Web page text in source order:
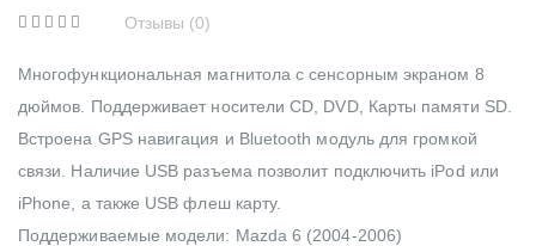
Отзывы (0)
Многофункциональная магнитола с сенсорным экраном 8
дюймов. Поддерживает носители CD, DVD, Карты памяти SD.
Встроена GPS навигация и Bluetooth модуль для громкой
связи. Наличие USB разъема позволит подключить iPod или
iPhone, а также USB флеш карту.
Поддерживаемые модели: Mazda 6 (2004-2006)